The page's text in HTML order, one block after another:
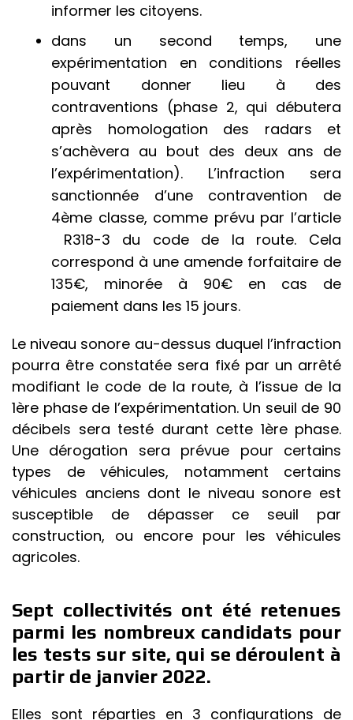
informer les citoyens.
dans un second temps, une
expérimentation en conditions réelles
pouvant donner lieu à des
contraventions (phase 2, qui débutera
après homologation des radars et
s’achèvera au bout des deux ans de
l’expérimentation). L’infraction sera
sanctionnée d’une contravention de
4ème classe, comme prévu par l’article
R318-3 du code de la route. Cela
correspond à une amende forfaitaire de
135€, minorée à 90€ en cas de
paiement dans les 15 jours.
Le niveau sonore au-dessus duquel l’infraction
pourra être constatée sera fixé par un arrêté
modifiant le code de la route, à l’issue de la
1ère phase de l’expérimentation. Un seuil de 90
décibels sera testé durant cette 1ère phase.
Une dérogation sera prévue pour certains
types de véhicules, notamment certains
véhicules anciens dont le niveau sonore est
susceptible de dépasser ce seuil par
construction, ou encore pour les véhicules
agricoles.
Sept collectivités ont été retenues
parmi les nombreux candidats pour
les tests sur site, qui se déroulent à
partir de janvier 2022.
Elles sont réparties en 3 configurations de